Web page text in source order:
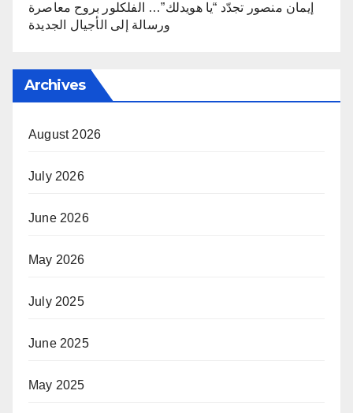
إيمان منصور تجدّد “يا هويدلك”… الفلكلور بروح معاصرة
ورسالة إلى الأجيال الجديدة
Archives
August 2026
July 2026
June 2026
May 2026
July 2025
June 2025
May 2025